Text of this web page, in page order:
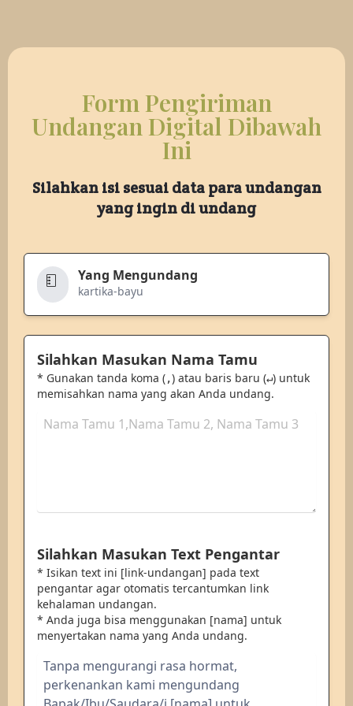
Form Pengiriman
Undangan Digital Dibawah
Ini
Silahkan isi sesuai data para undangan
yang ingin di undang
Yang Mengundang
kartika-bayu
Silahkan Masukan Nama Tamu
* Gunakan tanda koma (,) atau baris baru (↵) untuk
memisahkan nama yang akan Anda undang.
Silahkan Masukan Text Pengantar
* Isikan text ini [link-undangan] pada text
pengantar agar otomatis tercantumkan link
kehalaman undangan.
* Anda juga bisa menggunakan [nama] untuk
menyertakan nama yang Anda undang.